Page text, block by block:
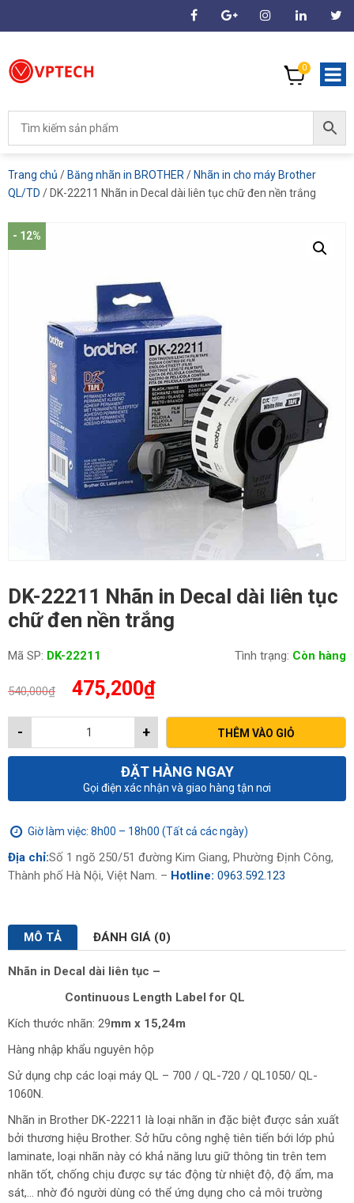
0
Trang chủ / Băng nhãn in BROTHER / Nhãn in cho máy Brother
QL/TD / DK-22211 Nhãn in Decal dài liên tục chữ đen nền trắng
- 12%
DK-22211 Nhãn in Decal dài liên tục
chữ đen nền trắng
Mã SP: DK-22211 Tình trạng: Còn hàng
540,000₫ Giá
là:
540,000₫.
475,200₫Giá
tại
là:
475,200₫.
+
- THÊM VÀO GIỎ
ĐẶT HÀNG NGAY
Gọi điện xác nhận và giao hàng tận nơi
Giờ làm việc: 8h00 – 18h00 (Tất cả các ngày)
Địa chỉ:Số 1 ngõ 250/51 đường Kim Giang, Phường Định Công,
Thành phố Hà Nội, Việt Nam. – Hotline: 0963.592.123
MÔ TẢ ĐÁNH GIÁ (0)
Nhãn in Decal dài liên tục –
Continuous Length Label for QL
Kích thước nhãn: 29mm x 15,24m
Hàng nhập khẩu nguyên hộp
Sử dụng chp các loại máy QL – 700 / QL-720 / QL1050/ QL-
1060N.
Nhãn in Brother DK-22211 là loại nhãn in đặc biệt được sản xuất
bởi thương hiệu Brother. Sở hữu công nghệ tiên tiến bới lớp phủ
laminate, loại nhãn này có khả năng lưu giữ thông tin trên tem
nhãn tốt, chống chịu được sự tác động từ nhiệt độ, độ ẩm, ma
sát,… nhờ đó người dùng có thể ứng dụng cho cả môi trường